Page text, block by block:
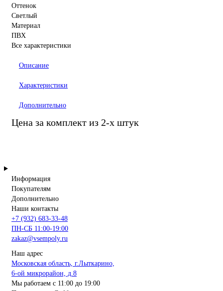
Оттенок
Светлый
Материал
ПВХ
Все характеристики
Описание
Характеристики
Дополнительно
Цена за комплект из 2-х штук
Информация
Покупателям
Дополнительно
Наши контакты
+7 (932) 683-33-48
ПН-СБ 11:00-19:00
zakaz@vsempoly.ru
Наш адрес
Московская область, г.Лыткарино,
6-ой микрорайон, д.8
Мы работаем с 11:00 до 19:00